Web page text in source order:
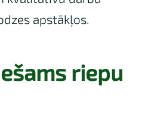
apstākļos.
riepu